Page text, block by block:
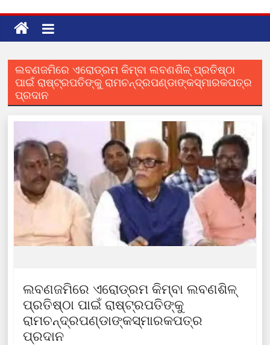
ଲବଣଜମିରେ ଏରୋଡ୍ରମ କିମ୍ବା ଲବଣଶିଳ୍ ପ୍ରତିଷ୍ଠା
ପାଇଁ ରାଷ୍ଟ୍ରପତିଙ୍କୁ ରାମଚନ୍ଦ୍ରପଣ୍ଡାଙ୍କସ୍ମାରକପତ୍ର
ପ୍ରଦାନ
ଲବଣଜମିରେ ଏରୋଡ୍ରମ କିମ୍ବା ଲବଣଶିଳ୍
ପ୍ରତିଷ୍ଠା ପାଇଁ ରାଷ୍ଟ୍ରପତିଙ୍କୁ
ରାମଚନ୍ଦ୍ରପଣ୍ଡାଙ୍କସ୍ମାରକପତ୍ର
ପ୍ରଦାନ